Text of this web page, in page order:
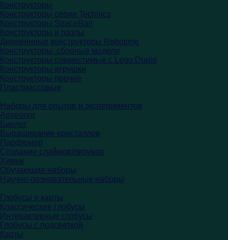
Конструкторы
Конструкторы серии Technics
Конструкторы SpaceRail
Конструкторы и пазлы
Деревянные конструкторы Robotime
Конструкторы, сборные модели
Конструкторы совместимые с Lego Duplo
Конструкторы-игрушки
Конструкторы прочие
Пластмассовые
Наборы для опытов и экспериментов
Археолог
Биолог
Выращивание кристаллов
Парфюмер
Создание слаймов/лизунов
Химик
Обучающие наборы
Научно-познавательные наборы
Глобусы и карты
Классические глобусы
Интерактивные глобусы
Глобусы с подсветкой
Карты